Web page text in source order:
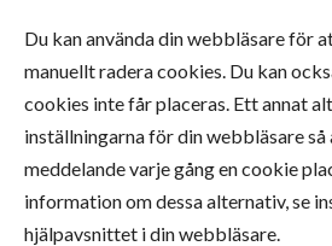
Du kan använda din webbläsare för
manuellt radera cookies. Du kan
cookies inte får placeras. Ett annat
inställningarna för din webbläsare
meddelande varje gång en cookie
information om dessa alternativ, se
hjälpavsnittet i din webbläsare.